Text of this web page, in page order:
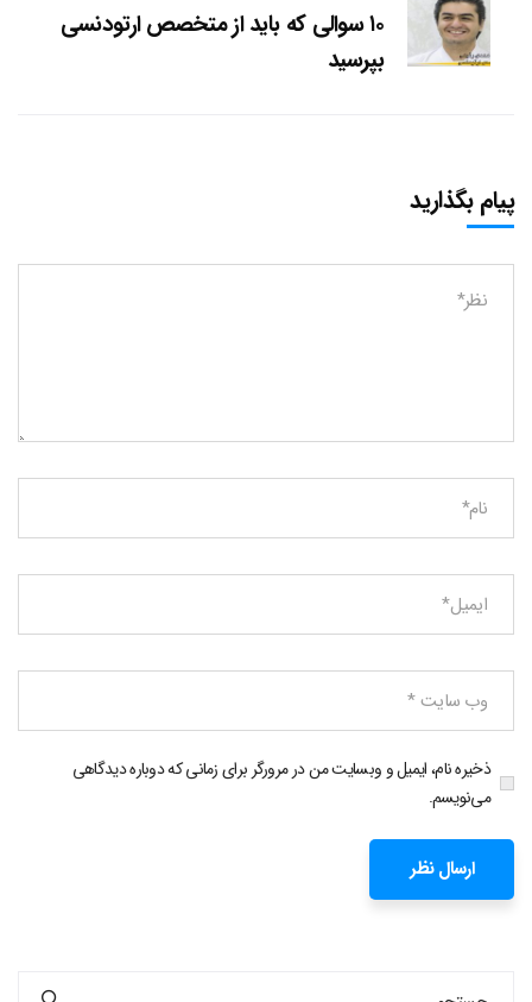
۱۰ سوالی که باید از متخصص ارتودنسی
بپرسید
پیام بگذارید
ذخیره نام، ایمیل و وبسایت من در مرورگر برای زمانی که دوباره دیدگاهی
می‌نویسم.